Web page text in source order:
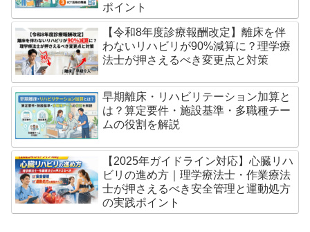
ポイント
【令和8年度診療報酬改定】離床を伴
わないリハビリが90%減算に？理学療
法士が押さえるべき変更点と対策
早期離床・リハビリテーション加算と
は？算定要件・施設基準・多職種チー
ムの役割を解説
【2025年ガイドライン対応】心臓リハ
ビリの進め方｜理学療法士・作業療法
士が押さえるべき安全管理と運動処方
の実践ポイント